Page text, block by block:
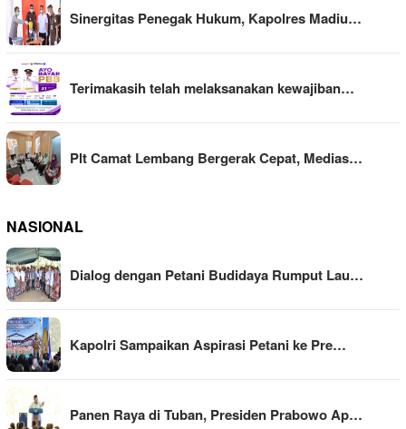
Sinergitas Penegak Hukum, Kapolres Madiu…
Terimakasih telah melaksanakan kewajiban…
Plt Camat Lembang Bergerak Cepat, Medias…
NASIONAL
Dialog dengan Petani Budidaya Rumput Lau…
Kapolri Sampaikan Aspirasi Petani ke Pre…
Panen Raya di Tuban, Presiden Prabowo Ap…